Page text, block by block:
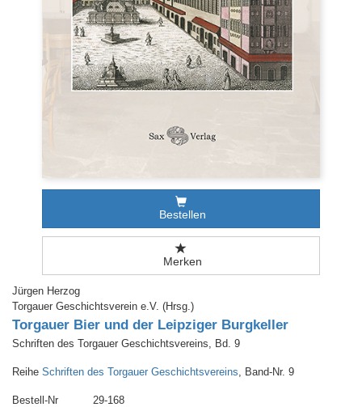
Bestellen
Merken
Jürgen Herzog
Torgauer Geschichtsverein e.V. (Hrsg.)
Torgauer Bier und der Leipziger Burgkeller
Schriften des Torgauer Geschichtsvereins, Bd. 9
Reihe Schriften des Torgauer Geschichtsvereins , Band-Nr. 9
Bestell-Nr
29-168